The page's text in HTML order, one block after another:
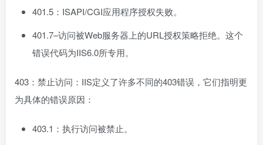
401.5：ISAPI/CGI应用程序授权失败。
401.7–访问被Web服务器上的URL授权策略拒绝。这个
错误代码为IIS6.0所专用。
403：禁止访问：IIS定义了许多不同的403错误，它们指明更
为具体的错误原因：
403.1：执行访问被禁止。